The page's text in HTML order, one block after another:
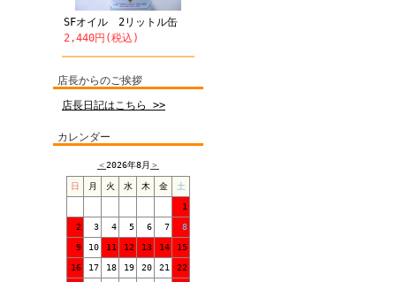
SFオイル 2リットル缶
2,440円(税込)
店長からのご挨拶
店長日記はこちら >>
カレンダー
＜2026年8月 ＞
日 月 火 水 木 金 土
1
2 3 4 5 6 7 8
9 10 11 12 13 14 15
16 17 18 19 20 21 22